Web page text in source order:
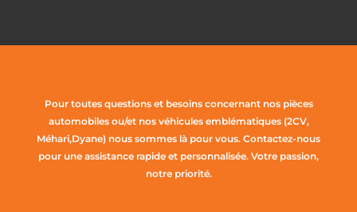
Pour toutes questions et besoins concernant nos pièces
automobiles ou/et nos véhicules emblématiques (2CV,
Méhari,Dyane) nous sommes là pour vous. Contactez-nous
pour une assistance rapide et personnalisée. Votre passion,
notre priorité.